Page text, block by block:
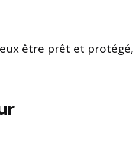
être prêt et protégé,